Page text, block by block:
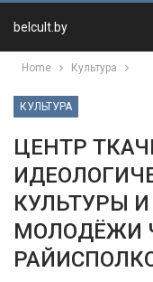
belcult.by
Home Культура
КУЛЬТУРА
ЦЕНТР
КУЛЬТУРЫ
МОЛОДЁЖИ